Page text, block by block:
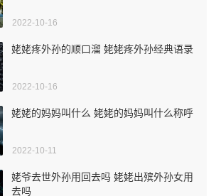
2022-10-16
姥姥疼外孙的顺口溜 姥姥疼外孙经典语录
2022-10-16
姥姥的妈妈叫什么 姥姥的妈妈叫什么称呼
2022-10-11
姥爷去世外孙用回去吗 姥姥出殡外孙女用
去吗